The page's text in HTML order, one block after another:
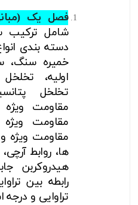
فصل یک
شامل ترکیب
دسته بندی
خمیره سنگ،
اولیه،
تخلخل
مقاومت ویژه
مقاومت
مقاومت ویژه
ها، روابط
هیدروکربن
رابطه بین
تراوایی و درجه